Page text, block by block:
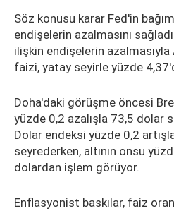
Söz konusu karar Fed'in
endişelerin azalmasını
ilişkin endişelerin azalmasıyla
faizi, yatay seyirle yüzde
Doha'daki görüşme öncesi
yüzde 0,2 azalışla 73,5 dolar
Dolar endeksi yüzde 0,2
seyrederken, altının onsu
dolardan işlem görüyor.
Enflasyonist baskılar, faiz